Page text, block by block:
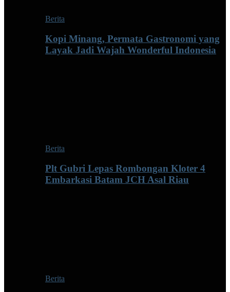
Berita
Kopi Minang, Permata Gastronomi yang
Layak Jadi Wajah Wonderful Indonesia
Berita
Plt Gubri Lepas Rombongan Kloter 4
Embarkasi Batam JCH Asal Riau
Berita